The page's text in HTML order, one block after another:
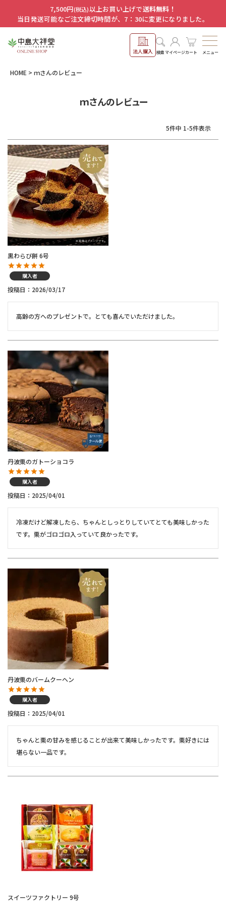
7,500円(税込)以上お買い上げで送料無料！
当日発送可能なご注文締切時間が、7：30に変更になりました。
法人購入 検索マイページカート メニュー
HOME ｍさんのレビュー
ｍさんのレビュー
5件中 1-5件表示
黒わらび餅 6号
購入者
投稿日 2026/03/17
高齢の方へのプレゼントで。とても喜んでいただけました。
丹波栗のガトーショコラ
購入者
投稿日 2025/04/01
冷凍だけど解凍したら、ちゃんとしっとりしていてとても美味しかった
です。栗がゴロゴロ入っていて良かったです。
丹波栗のバームクーヘン
購入者
投稿日 2025/04/01
ちゃんと栗の甘みを感じることが出来て美味しかったです。栗好きには
堪らない一品です。
スイーツファクトリー 9号